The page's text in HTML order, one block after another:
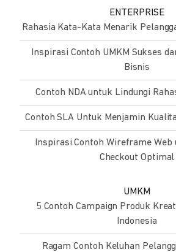
ENTERPRISE
Rahasia Kata-Kata Menarik
Inspirasi Contoh UMKM Sukses
Bisnis
Contoh NDA untuk Lindungi
Contoh SLA Untuk Menjamin
Inspirasi Contoh Wireframe Web
Checkout Optimal
UMKM
5 Contoh Campaign Produk
Indonesia
Ragam Contoh Keluhan